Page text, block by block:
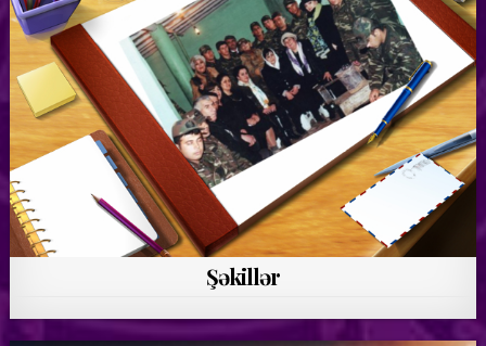
Şəkillər